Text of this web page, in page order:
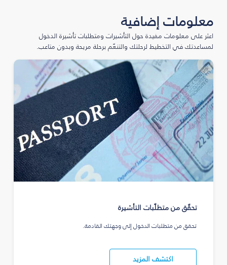
معلومات إضافية
اعثر على معلومات مفيدة حول التأشيرات ومتطلبات تأشيرة الدخول
لمساعدتك في التخطيط لرحلتك والتنعّم برحلة مريحة وبدون متاعب.
تحقّق من متطلّبات التأشيرة
تحقق من متطلبات الدخول إلى وجهتك القادمة.
اكتشف المزيد